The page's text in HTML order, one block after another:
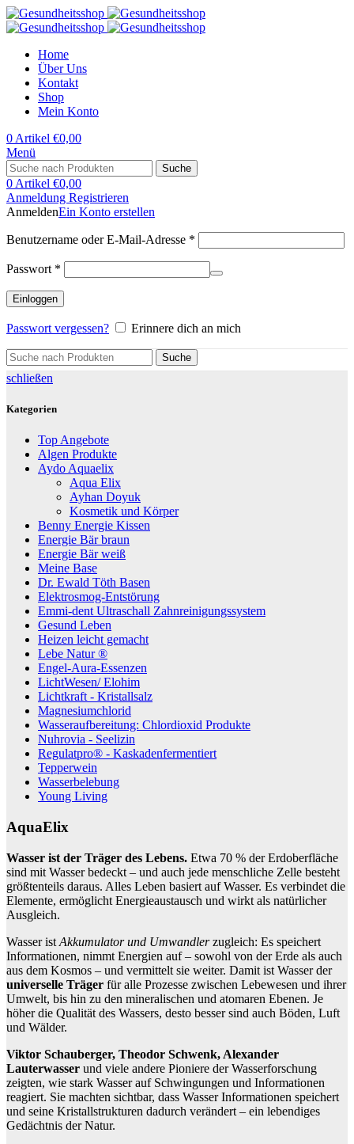
Home
Über Uns
Kontakt
Shop
Mein Konto
0 Artikel €0,00
Menü
Suche
0 Artikel €0,00
Anmeldung Registrieren
AnmeldenEin Konto erstellen
Benutzername oder E-Mail-Adresse *
Passwort *
Einloggen
Passwort vergessen? Erinnere dich an mich
Suche
schließen
Kategorien
Top Angebote
Algen Produkte
Aydo Aquaelix
Aqua Elix
Ayhan Doyuk
Kosmetik und Körper
Benny Energie Kissen
Energie Bär braun
Energie Bär weiß
Meine Base
Dr. Ewald Töth Basen
Elektrosmog-Entstörung
Emmi-dent Ultraschall Zahnreinigungssystem
Gesund Leben
Heizen leicht gemacht
Lebe Natur ®
Engel-Aura-Essenzen
LichtWesen/ Elohim
Lichtkraft - Kristallsalz
Magnesiumchlorid
Wasseraufbereitung: Chlordioxid Produkte
Nuhrovia - Seelizin
Regulatpro® - Kaskadenfermentiert
Tepperwein
Wasserbelebung
Young Living
AquaElix
Wasser ist der Träger des Lebens. Etwa 70 % der Erdoberfläche
sind mit Wasser bedeckt – und auch jede menschliche Zelle besteht
größtenteils daraus. Alles Leben basiert auf Wasser. Es verbindet die
Elemente, ermöglicht Energieaustausch und wirkt als natürlicher
Ausgleich.
Wasser ist Akkumulator und Umwandlerzugleich: Es speichert
Informationen, nimmt Energien auf – sowohl von der Erde als auch
aus dem Kosmos – und vermittelt sie weiter. Damit ist Wasser der
universelle Träger für alle Prozesse zwischen Lebewesen und ihrer
Umwelt, bis hin zu den mineralischen und atomaren Ebenen. Je
höher die Qualität des Wassers, desto besser sind auch Böden, Luft
und Wälder.
Viktor Schauberger, Theodor Schwenk, Alexander
Lauterwasser und viele andere Pioniere der Wasserforschung
zeigten, wie stark Wasser auf Schwingungen und Informationen
reagiert. Sie machten sichtbar, dass Wasser Informationen speichert
und seine Kristallstrukturen dadurch verändert – ein lebendiges
Gedächtnis der Natur.